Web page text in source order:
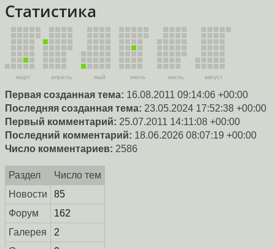
Статистика
март апрель май июнь июль август
Первая созданная тема: 16.08.2011 09:14:06 +00:00
Последняя созданная тема: 23.05.2024 17:52:38 +00:00
Первый комментарий: 25.07.2011 14:11:08 +00:00
Последний комментарий: 18.06.2026 08:07:19 +00:00
Число комментариев: 2586
Раздел
Число тем
Новости
85
Форум
162
Галерея
2